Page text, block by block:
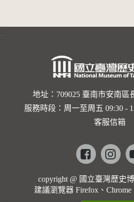
地址：709025 臺南市安南區
服務時段：周一至周五 09:30 -
客服信箱
Facebook
copyright @ 國立臺灣歷史
建議瀏覽器 Firefox、Chrome